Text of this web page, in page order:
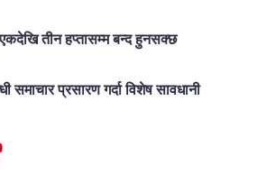
एकदेखि तीन हप्तासम्म बन्द हुनसक्छ
समाचार प्रसारण गर्दा विशेष सावधानी